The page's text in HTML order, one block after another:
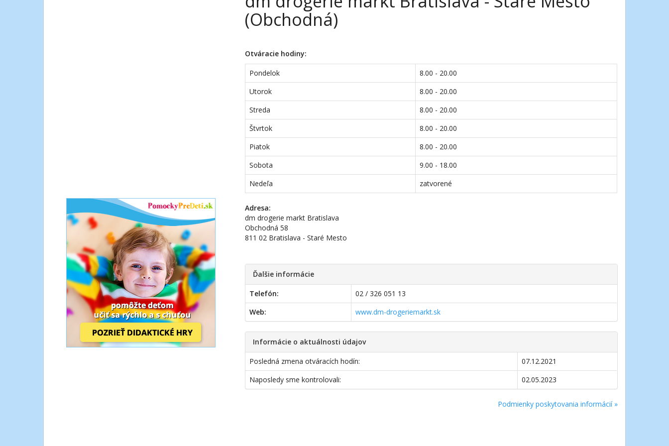
(Obchodná)
Otváracie hodiny:
Pondelok
8.00 - 20.00
Utorok
8.00 - 20.00
Streda
8.00 - 20.00
Štvrtok
8.00 - 20.00
Piatok
8.00 - 20.00
Sobota
9.00 - 18.00
Nedeľa
zatvorené
Adresa:
dm drogerie markt Bratislava
Obchodná 58
811 02 Bratislava - Staré Mesto
Ďalšie informácie
Telefón:
02 / 326 051 13
Web:
www.dm-drogeriemarkt.sk
Informácie o aktuálnosti údajov
Posledná zmena otváracích hodín:
07.12.2021
Naposledy sme kontrolovali:
02.05.2023
Podmienky poskytovania informácií »